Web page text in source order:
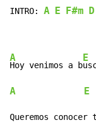
INTRO: A E F#m D
A
Hoy venimos a b
E
A E
Queremos